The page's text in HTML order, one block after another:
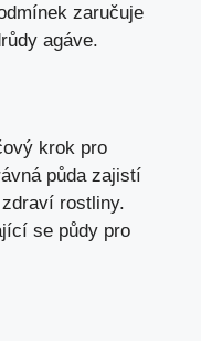
zaručuje
agáve.
krok pro
půda zajistí
rostliny.
se půdy pro